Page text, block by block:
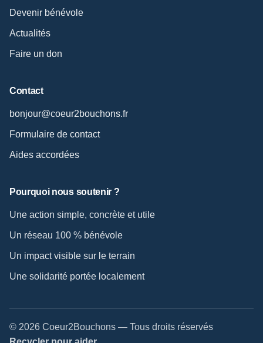
Devenir bénévole
Actualités
Faire un don
Contact
bonjour@coeur2bouchons.fr
Formulaire de contact
Aides accordées
Pourquoi nous soutenir ?
Une action simple, concrète et utile
Un réseau 100 % bénévole
Un impact visible sur le terrain
Une solidarité portée localement
© 2026 Coeur2Bouchons — Tous droits réservés